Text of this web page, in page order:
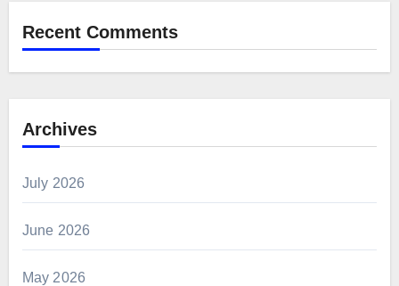
Recent Comments
Archives
July 2026
June 2026
May 2026